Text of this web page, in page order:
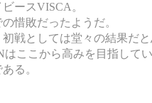
ースVISCA。
惜敗だったようだ。
初戦としては堂々の結果だ
はここから高みを目指して
る。